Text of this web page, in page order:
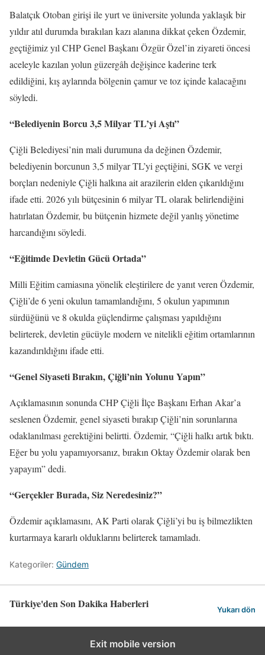
Balatçık Otoban girişi ile yurt ve üniversite yolunda yaklaşık bir
yıldır atıl durumda bırakılan kazı alanına dikkat çeken Özdemir,
geçtiğimiz yıl CHP Genel Başkanı Özgür Özel’in ziyareti öncesi
aceleyle kazılan yolun güzergâh değişince kaderine terk
edildiğini, kış aylarında bölgenin çamur ve toz içinde kalacağını
söyledi.
“Belediyenin Borcu 3,5 Milyar TL’yi Aştı”
Çiğli Belediyesi’nin mali durumuna da değinen Özdemir,
belediyenin borcunun 3,5 milyar TL’yi geçtiğini, SGK ve vergi
borçları nedeniyle Çiğli halkına ait arazilerin elden çıkarıldığını
ifade etti. 2026 yılı bütçesinin 6 milyar TL olarak belirlendiğini
hatırlatan Özdemir, bu bütçenin hizmete değil yanlış yönetime
harcandığını söyledi.
“Eğitimde Devletin Gücü Ortada”
Milli Eğitim camiasına yönelik eleştirilere de yanıt veren Özdemir,
Çiğli’de 6 yeni okulun tamamlandığını, 5 okulun yapımının
sürdüğünü ve 8 okulda güçlendirme çalışması yapıldığını
belirterek, devletin gücüyle modern ve nitelikli eğitim ortamlarının
kazandırıldığını ifade etti.
“Genel Siyaseti Bırakın, Çiğli’nin Yolunu Yapın”
Açıklamasının sonunda CHP Çiğli İlçe Başkanı Erhan Akar’a
seslenen Özdemir, genel siyaseti bırakıp Çiğli’nin sorunlarına
odaklanılması gerektiğini belirtti. Özdemir, “Çiğli halkı artık bıktı.
Eğer bu yolu yapamıyorsanız, bırakın Oktay Özdemir olarak ben
yapayım” dedi.
“Gerçekler Burada, Siz Neredesiniz?”
Özdemir açıklamasını, AK Parti olarak Çiğli’yi bu iş bilmezlikten
kurtarmaya kararlı olduklarını belirterek tamamladı.
Kategoriler: Gündem
Türkiye'den Son Dakika Haberleri Yukarı dön
Exit mobile version